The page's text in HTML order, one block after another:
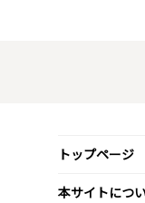
トップページ
本サイトにつ